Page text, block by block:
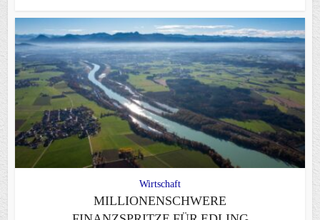
Wirtschaft
MILLIONENSCHWERE